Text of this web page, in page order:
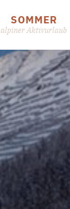
SOMMER
alpiner Aktivurlaub